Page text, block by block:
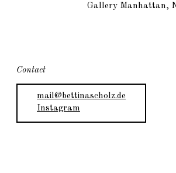
Gallery Manhattan,
Contact
mail@bettinascholz.de
Instagram